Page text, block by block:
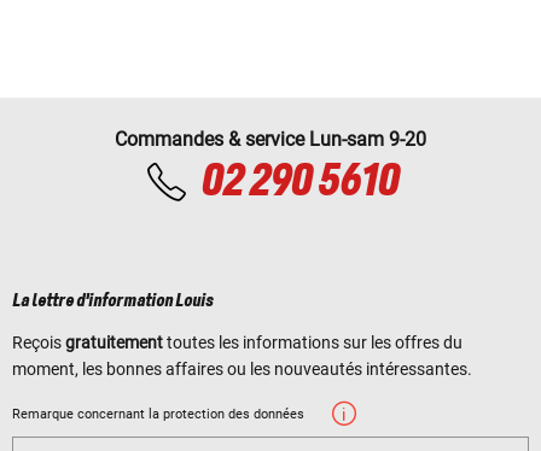
Commandes & service Lun-sam 9-20
02 290 5610
La lettre d'information Louis
Reçoisgratuitementtoutes les informations sur les offres du
moment, les bonnes affaires ou les nouveautés intéressantes.
Remarque concernant la protection des données